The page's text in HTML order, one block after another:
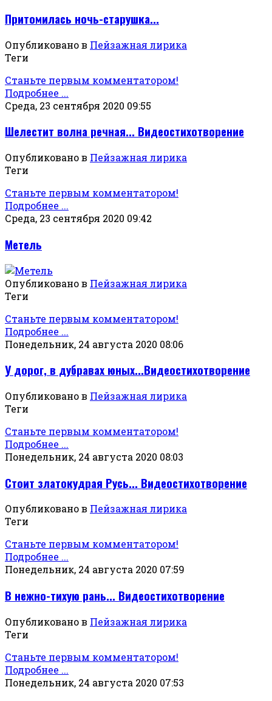
Притомилась ночь-старушка...
Опубликовано в Пейзажная лирика
Теги
Станьте первым комментатором!
Подробнее ...
Среда, 23 сентября 2020 09:55
Шелестит волна речная... Видеостихотворение
Опубликовано в Пейзажная лирика
Теги
Станьте первым комментатором!
Подробнее ...
Среда, 23 сентября 2020 09:42
Метель
Опубликовано в Пейзажная лирика
Теги
Станьте первым комментатором!
Подробнее ...
Понедельник, 24 августа 2020 08:06
У дорог, в дубравах юных...Видеостихотворение
Опубликовано в Пейзажная лирика
Теги
Станьте первым комментатором!
Подробнее ...
Понедельник, 24 августа 2020 08:03
Стоит златокудрая Русь... Видеостихотворение
Опубликовано в Пейзажная лирика
Теги
Станьте первым комментатором!
Подробнее ...
Понедельник, 24 августа 2020 07:59
В нежно-тихую рань... Видеостихотворение
Опубликовано в Пейзажная лирика
Теги
Станьте первым комментатором!
Подробнее ...
Понедельник, 24 августа 2020 07:53